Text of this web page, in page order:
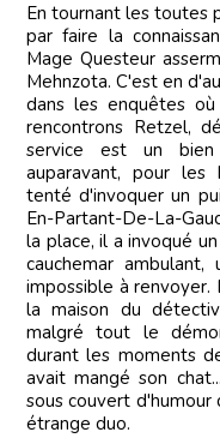
En tournant les toutes
par faire la
Mage Questeur
Mehnzota. C'est en
dans les enquêtes
rencontrons Retzel,
service est un bien
auparavant, pour les
tenté d'invoquer un
En-Partant-De-La-
la place, il a invoqué
cauchemar
impossible à renvoyer.
la maison du
malgré tout le
durant les moments
avait mangé son
sous couvert d'humour
étrange duo.